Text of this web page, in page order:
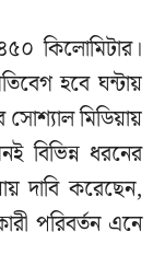
কিলোমিটার।
হবে ঘন্টায়
সোশ্যাল মিডিয়ায়
বিভিন্ন ধরনের
দাবি করেছেন,
পরিবর্তন এনে